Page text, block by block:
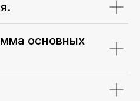
основных